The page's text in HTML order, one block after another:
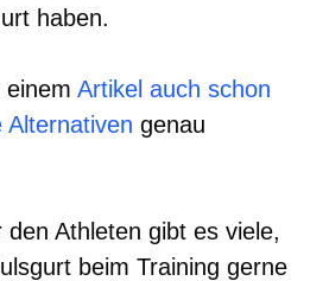
haben.
einem Artikel auch schon
Alternativen genau
Athleten gibt es viele,
beim Training gerne